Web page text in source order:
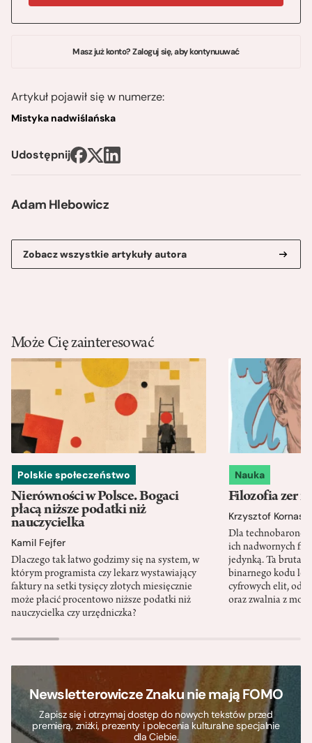
Adam Hlebowicz
Zobacz wszystkie artykuły autora
Masz już konto? Zaloguj się, aby kontynuuwać
Artykuł pojawił się w numerze:
Mistyka nadwiślańska
Udostępnij
Może Cię zainteresować
Polskie społeczeństwo
Nierówności w Polsce. Bogaci
płacą niższe podatki niż
nauczycielka
Kamil Fejfer
Dlaczego tak łatwo godzimy się na system, w
którym programista czy lekarz wystawiający
faktury na setki tysięcy złotych miesięcznie
może płacić procentowo niższe podatki niż
nauczycielka czy urzędniczka?
Nauka
Filozofia zer i
Krzysztof Kornas
Dla
ich nadwornych
jedynką. Ta
binarnego kodu
cyfrowych elit,
oraz zwalnia z
Newsletterowicze Znaku nie mają FOMO
Zapisz się i otrzymaj dostęp do nowych tekstów przed
premierą, zniżki, prezenty i polecenia kulturalne specjalnie
dla Ciebie.